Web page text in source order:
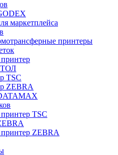
маркетплейса
принтеры
TSC
ZEBRA
TSC
ZEBRA